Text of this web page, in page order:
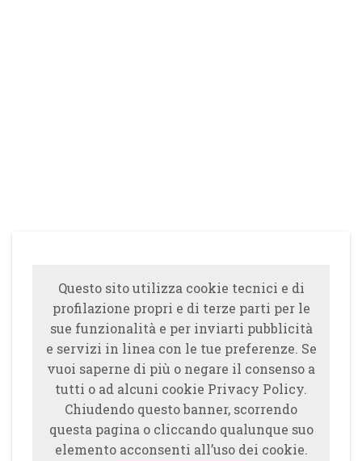
Questo sito utilizza cookie tecnici e di
profilazione propri e di terze parti per le
sue funzionalità e per inviarti pubblicità
e servizi in linea con le tue preferenze. Se
vuoi saperne di più o negare il consenso a
tutti o ad alcuni cookie Privacy Policy.
Chiudendo questo banner, scorrendo
questa pagina o cliccando qualunque suo
elemento acconsenti all’uso dei cookie.